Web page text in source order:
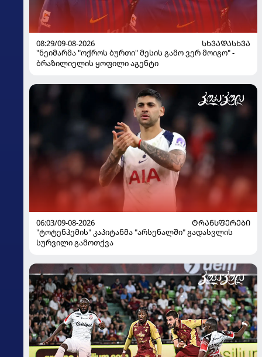
08:29/09-08-2026
ᲡᲮᲕᲐᲓᲐᲡᲮᲕᲐ
"ნეიმარმა "ოქროს ბურთი" მესის გამო ვერ მოიგო" -
ბრაზილიელის ყოფილი აგენტი
06:03/09-08-2026
ᲢᲠᲐᲜᲡᲤᲔᲠᲔᲑᲘ
"ტოტენჰემის" კაპიტანმა "არსენალში" გადასვლის
სურვილი გამოთქვა